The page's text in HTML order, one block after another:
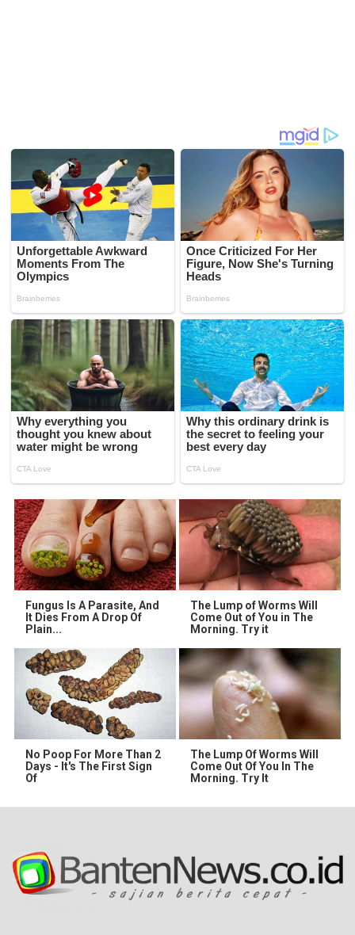
Fungus Is A Parasite, And
It Dies From A Drop Of
Plain...
The Lump of Worms Will
Come Out of You in The
Morning. Try it
No Poop For More Than 2
Days - It's The First Sign
Of
The Lump Of Worms Will
Come Out Of You In The
Morning. Try It